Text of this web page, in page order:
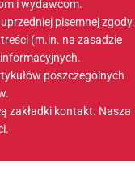
i wydawcom.
pisemnej zgody.
(m.in. na zasadzie
poszczególnych
zakładki kontakt. Nasza
.